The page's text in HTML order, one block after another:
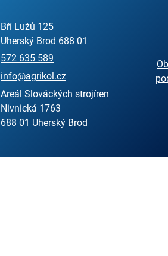
Bří Lužů 125
Uherský Brod 688 01
572 635 589
info@agrikol.cz
Areál Slováckých strojíren
Nivnická 1763
688 01 Uherský Brod